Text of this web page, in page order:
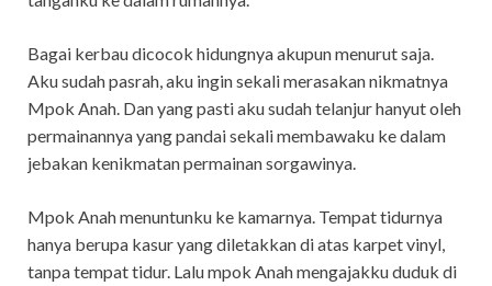
Bagai kerbau dicocok hidungnya akupun menurut saja.
Aku sudah pasrah, aku ingin sekali merasakan nikmatnya
Mpok Anah. Dan yang pasti aku sudah telanjur hanyut oleh
permainannya yang pandai sekali membawaku ke dalam
jebakan kenikmatan permainan sorgawinya.
Mpok Anah menuntunku ke kamarnya. Tempat tidurnya
hanya berupa kasur yang diletakkan di atas karpet vinyl,
tanpa tempat tidur. Lalu mpok Anah mengajakku duduk di